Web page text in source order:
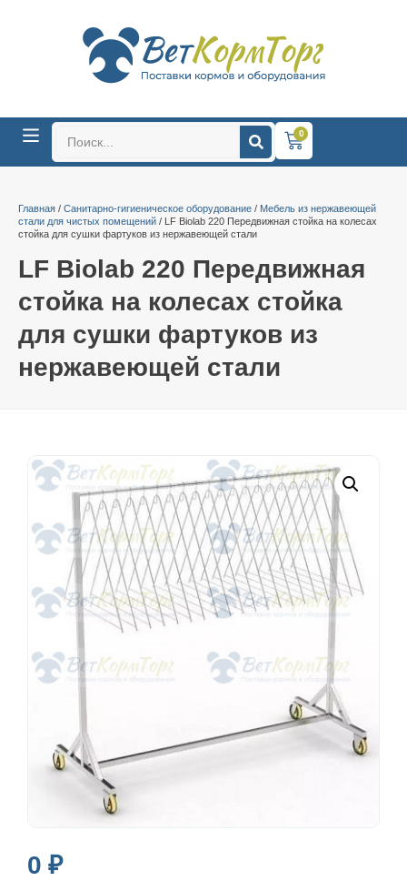
0
Главная / Санитарно-гигиеническое оборудование / Мебель из нержавеющей
стали для чистых помещений / LF Biolab 220 Передвижная стойка на колесах
стойка для сушки фартуков из нержавеющей стали
LF Biolab 220 Передвижная
стойка на колесах стойка
для сушки фартуков из
нержавеющей стали
0 ₽